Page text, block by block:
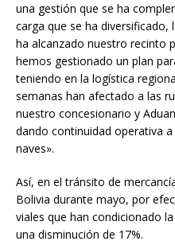
una gestión que se ha
carga que se ha
ha alcanzado nuestro recinto
hemos gestionado un plan
teniendo en la logística
semanas han afectado a las
nuestro concesionario y
dando continuidad operativa
naves».
Así, en el tránsito de
Bolivia durante mayo, por
viales que han condicionado
una disminución de 17%.